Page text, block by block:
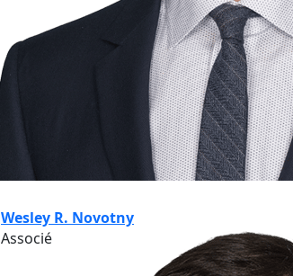
Wesley R. Novotny
Associé